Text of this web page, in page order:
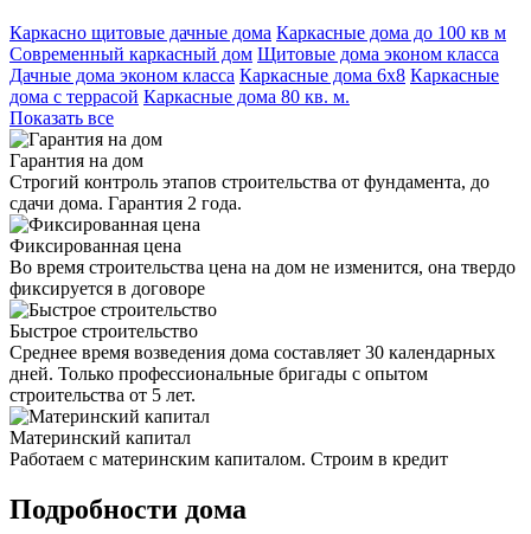
Каркасно щитовые дачные дома Каркасные дома до 100 кв м
Современный каркасный дом Щитовые дома эконом класса
Дачные дома эконом класса Каркасные дома 6х8 Каркасные
дома с террасой Каркасные дома 80 кв. м.
Показать все
Гарантия на дом
Строгий контроль этапов строительства от фундамента, до
сдачи дома. Гарантия 2 года.
Фиксированная цена
Во время строительства цена на дом не изменится, она твердо
фиксируется в договоре
Быстрое строительство
Среднее время возведения дома составляет 30 календарных
дней. Только профессиональные бригады с опытом
строительства от 5 лет.
Материнский капитал
Работаем с материнским капиталом. Строим в кредит
Подробности дома